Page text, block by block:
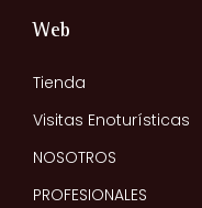
Web
Tienda
Visitas Enoturísticas
NOSOTROS
PROFESIONALES